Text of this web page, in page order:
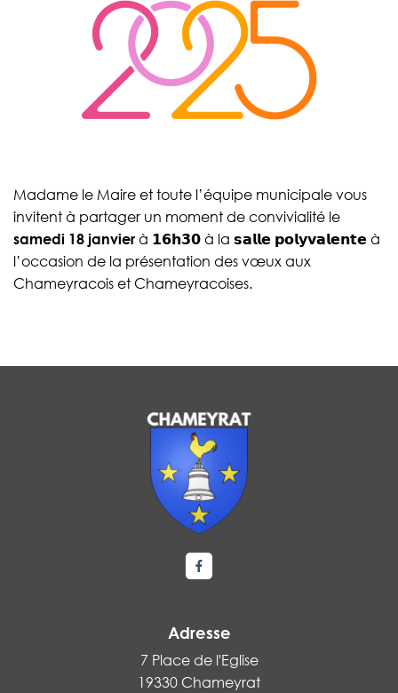
Madame le Maire et toute l’équipe municipale vous
invitent à partager un moment de convivialité le
samedi 18 janvier à 𝟭𝟲𝗵𝟯𝟬 à la 𝘀𝗮𝗹𝗹𝗲 𝗽𝗼𝗹𝘆𝘃𝗮𝗹𝗲𝗻𝘁𝗲 à
l’occasion de la présentation des vœux aux
Chameyracois et Chameyracoises.
Lien vers le compte Facebook
Adresse
7 Place de l'Eglise
19330 Chameyrat